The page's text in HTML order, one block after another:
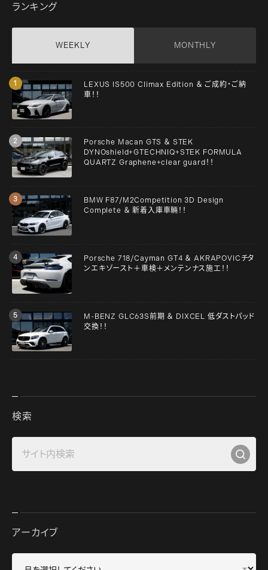
ランキング
WEEKLY MONTHLY
LEXUS IS500 Climax Edition ＆ ご成約・ご納
車！！
Porsche Macan GTS ＆ STEK
DYNOshield+GTECHNIQ+STEK FORMULA
QUARTZ Graphene+clear guard！！
BMW F87/M2Competition 3D Design
Complete ＆ 新着入庫車輛！！
Porsche 718/Cayman GT4 ＆ AKRAPOVICチタ
ンエキゾースト＋車検＋メンテンナス施工！！
M-BENZ GLC63S前期 ＆ DIXCEL 低ダストパッド
交換！！
検索
アーカイブ